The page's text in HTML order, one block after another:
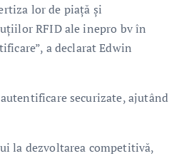
lor de piață și
RFID ale inepro bv în
a declarat Edwin
securizate, ajutând
la dezvoltarea competitivă,